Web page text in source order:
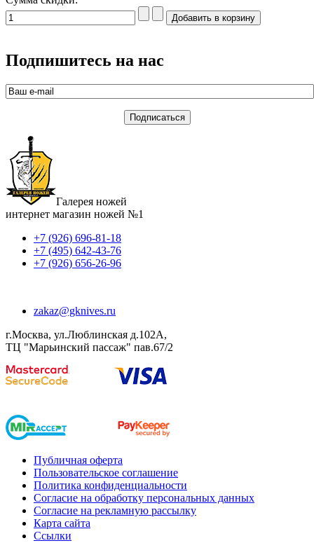
Подпишитесь на нас
Галерея ножей
интернет магазин ножей №1
+7 (926) 696-81-18
+7 (495) 642-43-76
+7 (926) 656-26-96
zakaz@gknives.ru
г.Москва, ул.Люблинская д.102А,
ТЦ "Марьинский пассаж" пав.67/2
Публичная оферта
Пользовательское соглашение
Политика конфиденциальности
Согласие на обработку персональных данных
Согласие на рекламную рассылку
Карта сайта
Ссылки